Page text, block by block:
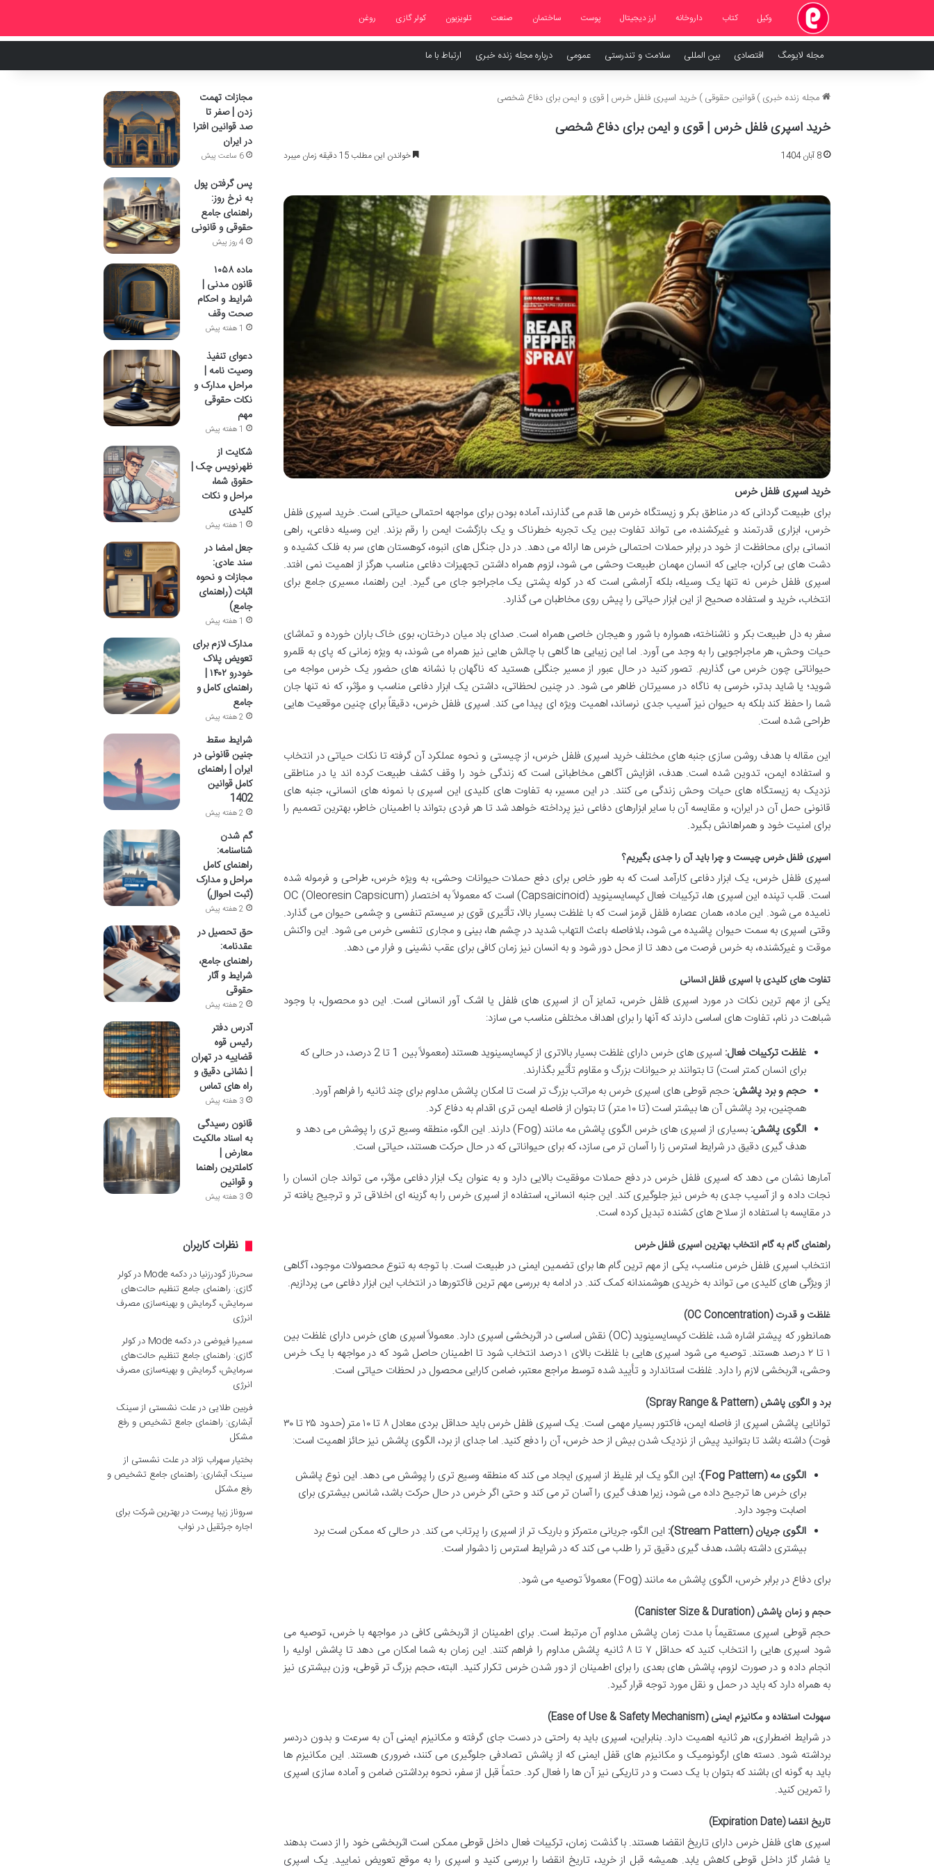
وکیل کتاب داروخانه ارز دیجیتال پوست ساختمان صنعت تلویزیون کولر گازی روغن
مجله لایومگ اقتصادی بین المللی سلامت و تندرستی عمومی درباره مجله زنده خبری ارتباط با ما
مجله زنده خبری ) قوانین حقوقی ) خرید اسپری فلفل خرس | قوی و ایمن برای دفاع شخصی
خرید اسپری فلفل خرس | قوی و ایمن برای دفاع شخصی
8 آبان 1404 خواندن این مطلب 15 دقیقه زمان میبرد
خرید اسپری فلفل خرس
برای طبیعت گردانی که در مناطق بکر و زیستگاه خرس ها قدم می گذارند، آماده بودن برای مواجهه احتمالی حیاتی است. خرید اسپری فلفل
خرس، ابزاری قدرتمند و غیرکشنده، می تواند تفاوت بین یک تجربه خطرناک و یک بازگشت ایمن را رقم بزند. این وسیله دفاعی، راهی
انسانی برای محافظت از خود در برابر حملات احتمالی خرس ها ارائه می دهد. در دل جنگل های انبوه، کوهستان های سر به فلک کشیده و
دشت های بی کران، جایی که انسان مهمان طبیعت وحشی می شود، لزوم همراه داشتن تجهیزات دفاعی مناسب هرگز از اهمیت نمی افتد.
اسپری فلفل خرس نه تنها یک وسیله، بلکه آرامشی است که در کوله پشتی یک ماجراجو جای می گیرد. این راهنما، مسیری جامع برای
انتخاب، خرید و استفاده صحیح از این ابزار حیاتی را پیش روی مخاطبان می گذارد.
سفر به دل طبیعت بکر و ناشناخته، همواره با شور و هیجان خاصی همراه است. صدای باد میان درختان، بوی خاک باران خورده و تماشای
حیات وحش، هر ماجراجویی را به وجد می آورد. اما این زیبایی ها گاهی با چالش هایی نیز همراه می شوند، به ویژه زمانی که پای به قلمرو
حیواناتی چون خرس می گذاریم. تصور کنید در حال عبور از مسیر جنگلی هستید که ناگهان با نشانه های حضور یک خرس مواجه می
شوید؛ یا شاید بدتر، خرسی به ناگاه در مسیرتان ظاهر می شود. در چنین لحظاتی، داشتن یک ابزار دفاعی مناسب و مؤثر، که نه تنها جان
شما را حفظ کند بلکه به حیوان نیز آسیب جدی نرساند، اهمیت ویژه ای پیدا می کند. اسپری فلفل خرس، دقیقاً برای چنین موقعیت هایی
طراحی شده است.
این مقاله با هدف روشن سازی جنبه های مختلف خرید اسپری فلفل خرس، از چیستی و نحوه عملکرد آن گرفته تا نکات حیاتی در انتخاب
و استفاده ایمن، تدوین شده است. هدف، افزایش آگاهی مخاطبانی است که زندگی خود را وقف کشف طبیعت کرده اند یا در مناطقی
نزدیک به زیستگاه های حیات وحش زندگی می کنند. در این مسیر، به تفاوت های کلیدی این اسپری با نمونه های انسانی، جنبه های
قانونی حمل آن در ایران، و مقایسه آن با سایر ابزارهای دفاعی نیز پرداخته خواهد شد تا هر فردی بتواند با اطمینان خاطر، بهترین تصمیم را
برای امنیت خود و همراهانش بگیرد.
اسپری فلفل خرس چیست و چرا باید آن را جدی بگیریم؟
اسپری فلفل خرس، یک ابزار دفاعی کارآمد است که به طور خاص برای دفع حملات حیوانات وحشی، به ویژه خرس، طراحی و فرموله شده
است. قلب تپنده این اسپری ها، ترکیبات فعال کپسایسینوید (Capsaicinoid) است که معمولاً به اختصار OC (Oleoresin Capsicum)
نامیده می شود. این ماده، همان عصاره فلفل قرمز است که با غلظت بسیار بالا، تأثیری قوی بر سیستم تنفسی و چشمی حیوان می گذارد.
وقتی اسپری به سمت حیوان پاشیده می شود، بلافاصله باعث التهاب شدید در چشم ها، بینی و مجاری تنفسی خرس می شود. این واکنش
موقت و غیرکشنده، به خرس فرصت می دهد تا از محل دور شود و به انسان نیز زمان کافی برای عقب نشینی و فرار می دهد.
تفاوت های کلیدی با اسپری فلفل انسانی
یکی از مهم ترین نکات در مورد اسپری فلفل خرس، تمایز آن از اسپری های فلفل یا اشک آور انسانی است. این دو محصول، با وجود
شباهت در نام، تفاوت های اساسی دارند که آنها را برای اهداف مختلفی مناسب می سازد:
غلظت ترکیبات فعال:
اسپری های خرس دارای غلظت بسیار بالاتری از کپسایسینوید هستند (معمولاً بین 1 تا 2 درصد، در حالی که
برای انسان کمتر است) تا بتوانند بر حیوانات بزرگ و مقاوم تأثیر بگذارند.
حجم و برد پاشش: حجم قوطی های اسپری خرس به مراتب بزرگ تر است تا امکان پاشش مداوم برای چند ثانیه را فراهم آورد.
همچنین، برد پاشش آن ها بیشتر است (تا ۱۰ متر) تا بتوان از فاصله ایمن تری اقدام به دفاع کرد.
الگوی پاشش:
بسیاری از اسپری های خرس الگوی پاشش مه مانند (Fog) دارند. این الگو، منطقه وسیع تری را پوشش می دهد و
هدف گیری دقیق در شرایط استرس زا را آسان تر می سازد، که برای حیواناتی که در حال حرکت هستند، حیاتی است.
آمارها نشان می دهد که اسپری فلفل خرس در دفع حملات موفقیت بالایی دارد و به عنوان یک ابزار دفاعی مؤثر، می تواند جان انسان را
نجات داده و از آسیب جدی به خرس نیز جلوگیری کند. این جنبه انسانی، استفاده از اسپری خرس را به گزینه ای اخلاقی تر و ترجیح یافته تر
در مقایسه با استفاده از سلاح های کشنده تبدیل کرده است.
راهنمای گام به گام انتخاب بهترین اسپری فلفل خرس
انتخاب اسپری فلفل خرس مناسب، یکی از مهم ترین گام ها برای تضمین ایمنی در طبیعت است. با توجه به تنوع محصولات موجود، آگاهی
از ویژگی های کلیدی می تواند به خریدی هوشمندانه کمک کند. در ادامه به بررسی مهم ترین فاکتورها در انتخاب این ابزار دفاعی می پردازیم.
غلظت و قدرت (OC Concentration)
همانطور که پیشتر اشاره شد، غلظت کپسایسینوید (OC) نقش اساسی در اثربخشی اسپری دارد. معمولاً اسپری های خرس دارای غلظت بین
۱ تا ۲ درصد هستند. توصیه می شود اسپری هایی با غلظت بالای ۱ درصد انتخاب شود تا اطمینان حاصل شود که در مواجهه با یک خرس
وحشی، اثربخشی لازم را دارد. غلظت استاندارد و تأیید شده توسط مراجع معتبر، ضامن کارایی محصول در لحظات حیاتی است.
برد و الگوی پاشش (Spray Range & Pattern)
توانایی پاشش اسپری از فاصله ایمن، فاکتور بسیار مهمی است. یک اسپری فلفل خرس باید حداقل بردی معادل ۸ تا ۱۰ متر (حدود ۲۵ تا ۳۰
فوت) داشته باشد تا بتوانید پیش از نزدیک شدن بیش از حد خرس، آن را دفع کنید. اما جدای از برد، الگوی پاشش نیز حائز اهمیت است:
الگوی مه (Fog Pattern):
این الگو یک ابر غلیظ از اسپری ایجاد می کند که منطقه وسیع تری را پوشش می دهد. این نوع پاشش
برای خرس ها ترجیح داده می شود، زیرا هدف گیری را آسان تر می کند و حتی اگر خرس در حال حرکت باشد، شانس بیشتری برای
اصابت وجود دارد.
الگوی جریان (Stream Pattern):
این الگو، جریانی متمرکز و باریک تر از اسپری را پرتاب می کند. در حالی که ممکن است برد
بیشتری داشته باشد، هدف گیری دقیق تر را طلب می کند که در شرایط استرس زا دشوار است.
برای دفاع در برابر خرس، الگوی پاشش مه مانند (Fog) معمولاً توصیه می شود.
حجم و زمان پاشش (Canister Size & Duration)
حجم قوطی اسپری مستقیماً با مدت زمان پاشش مداوم آن مرتبط است. برای اطمینان از اثربخشی کافی در مواجهه با خرس، توصیه می
شود اسپری هایی را انتخاب کنید که حداقل ۷ تا ۸ ثانیه پاشش مداوم را فراهم کنند. این زمان به شما امکان می دهد تا پاشش اولیه را
انجام داده و در صورت لزوم، پاشش های بعدی را برای اطمینان از دور شدن خرس تکرار کنید. البته، حجم بزرگ تر قوطی، وزن بیشتری نیز
به همراه دارد که باید در حمل و نقل مورد توجه قرار گیرد.
سهولت استفاده و مکانیزم ایمنی (Ease of Use & Safety Mechanism)
در شرایط اضطراری، هر ثانیه اهمیت دارد. بنابراین، اسپری باید به راحتی در دست جای گرفته و مکانیزم ایمنی آن به سرعت و بدون دردسر
برداشته شود. دسته های ارگونومیک و مکانیزم های قفل ایمنی که از پاشش تصادفی جلوگیری می کنند، ضروری هستند. این مکانیزم ها
باید به گونه ای باشند که بتوان با یک دست و در تاریکی نیز آن ها را فعال کرد. حتماً قبل از سفر، نحوه برداشتن ضامن و آماده سازی اسپری
را تمرین کنید.
تاریخ انقضا (Expiration Date)
اسپری های فلفل خرس دارای تاریخ انقضا هستند. با گذشت زمان، ترکیبات فعال داخل قوطی ممکن است اثربخشی خود را از دست بدهند
یا فشار گاز داخل قوطی کاهش یابد. همیشه قبل از خرید، تاریخ انقضا را بررسی کنید و اسپری را به موقع تعویض نمایید. یک اسپری
مجازات تهمت
زدن | صفر تا
صد قوانین افترا
در ایران
6 ساعت پیش
پس گرفتن پول
به نرخ روز:
راهنمای جامع
حقوقی و قانونی
4 روز پیش
ماده ۱۰۵۸
قانون مدنی |
شرایط و احکام
صحت وقف
1 هفته پیش
دعوای تنفیذ
وصیت نامه |
مراحل، مدارک و
نکات حقوقی
مهم
1 هفته پیش
شکایت از
ظهرنویس چک |
حقوق شما،
مراحل و نکات
کلیدی
1 هفته پیش
جعل امضا در
سند عادی:
مجازات و نحوه
اثبات (راهنمای
جامع)
1 هفته پیش
مدارک لازم برای
تعویض پلاک
خودرو ۱۴۰۲ |
راهنمای کامل و
جامع
2 هفته پیش
شرایط سقط
جنین قانونی در
ایران | راهنمای
کامل قوانین
1402
2 هفته پیش
گم شدن
شناسنامه:
راهنمای کامل
مراحل و مدارک
(ثبت احوال)
2 هفته پیش
حق تحصیل در
عقدنامه:
راهنمای جامع،
شرایط و آثار
حقوقی
2 هفته پیش
آدرس دفتر
رئیس قوه
قضاییه در تهران
| نشانی دقیق و
راه های تماس
3 هفته پیش
قانون رسیدگی
به اسناد مالکیت
معارض |
کاملترین راهنما
و قوانین
3 هفته پیش
نظرات کاربران
سحرناز گودرزنیا در
دکمه Mode در کولر
گازی: راهنمای جامع تنظیم حالت‌های
سرمایش، گرمایش و بهینه‌سازی مصرف
انرژی
سمیرا فیوضی در
دکمه Mode در کولر
گازی: راهنمای جامع تنظیم حالت‌های
سرمایش، گرمایش و بهینه‌سازی مصرف
انرژی
فربین طلایی درعلت نشستی از سینک
آبشاری: راهنمای جامع تشخیص و رفع
مشکل
بختیار سهراب نژاد درعلت نشستی از
سینک آبشاری: راهنمای جامع تشخیص و
رفع مشکل
سروناز زیبا پرست دربهترین شرکت برای
اجاره جرثقیل در نواب